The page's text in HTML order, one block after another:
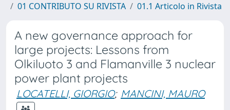
01 CONTRIBUTO SU RIVISTA
01.1 Articolo in Rivista
A new governance approach for
large projects: Lessons from
Olkiluoto 3 and Flamanville 3 nuclear
power plant projects
LOCATELLI, GIORGIO; MANCINI, MAURO